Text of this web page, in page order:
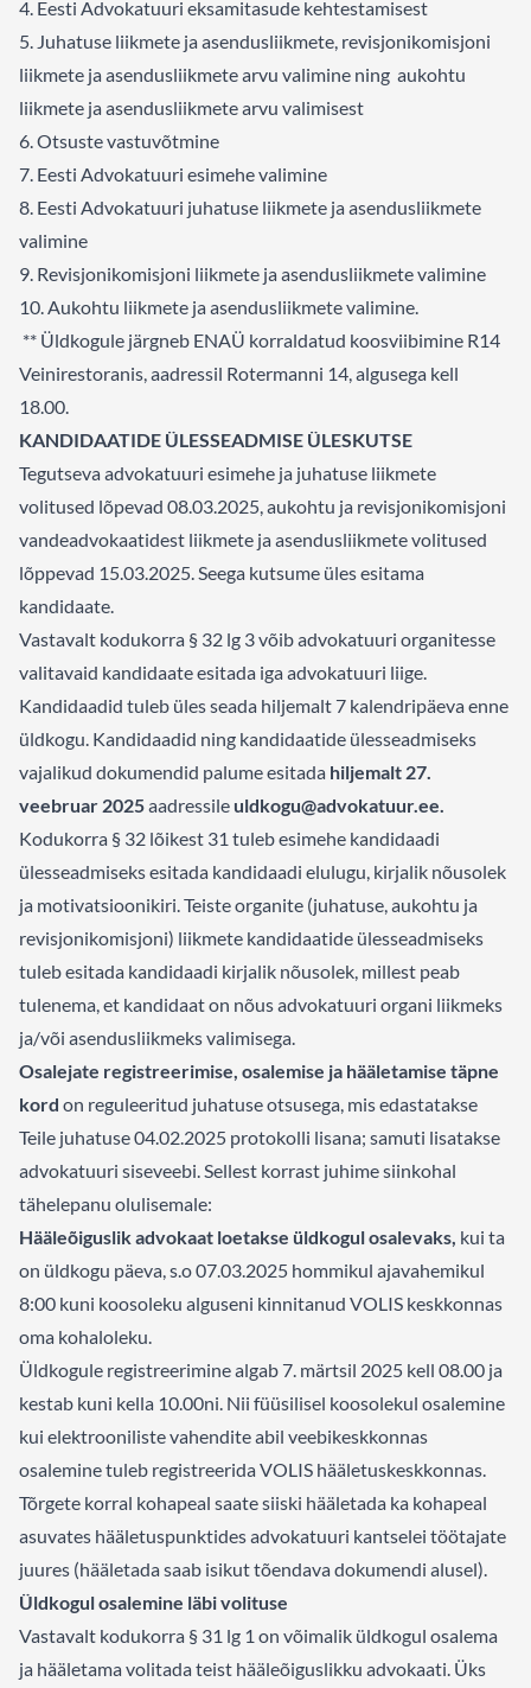
4. Eesti Advokatuuri eksamitasude kehtestamisest
5. Juhatuse liikmete ja asendusliikmete, revisjonikomisjoni
liikmete ja asendusliikmete arvu valimine ning aukohtu
liikmete ja asendusliikmete arvu valimisest
6. Otsuste vastuvõtmine
7. Eesti Advokatuuri esimehe valimine
8. Eesti Advokatuuri juhatuse liikmete ja asendusliikmete
valimine
9. Revisjonikomisjoni liikmete ja asendusliikmete valimine
10. Aukohtu liikmete ja asendusliikmete valimine.
** Üldkogule järgneb ENAÜ korraldatud koosviibimine R14
Veinirestoranis, aadressil Rotermanni 14, algusega kell
18.00.
KANDIDAATIDE ÜLESSEADMISE ÜLESKUTSE
Tegutseva advokatuuri esimehe ja juhatuse liikmete
volitused lõpevad 08.03.2025, aukohtu ja revisjonikomisjoni
vandeadvokaatidest liikmete ja asendusliikmete volitused
lõppevad 15.03.2025. Seega kutsume üles esitama
kandidaate.
Vastavalt kodukorra § 32 lg 3 võib advokatuuri organitesse
valitavaid kandidaate esitada iga advokatuuri liige.
Kandidaadid tuleb üles seada hiljemalt 7 kalendripäeva enne
üldkogu. Kandidaadid ning kandidaatide ülesseadmiseks
vajalikud dokumendid palume esitada hiljemalt 27.
veebruar 2025aadressile uldkogu@advokatuur.ee.
Kodukorra § 32 lõikest 31 tuleb esimehe kandidaadi
ülesseadmiseks esitada kandidaadi elulugu, kirjalik nõusolek
ja motivatsioonikiri. Teiste organite (juhatuse, aukohtu ja
revisjonikomisjoni) liikmete kandidaatide ülesseadmiseks
tuleb esitada kandidaadi kirjalik nõusolek, millest peab
tulenema, et kandidaat on nõus advokatuuri organi liikmeks
ja/või asendusliikmeks valimisega.
Osalejate registreerimise, osalemise ja hääletamise täpne
kord on reguleeritud juhatuse otsusega, mis edastatakse
Teile juhatuse 04.02.2025 protokolli lisana; samuti lisatakse
advokatuuri siseveebi. Sellest korrast juhime siinkohal
tähelepanu olulisemale:
Hääleõiguslik advokaat loetakse üldkogul osalevaks, kui ta
on üldkogu päeva, s.o 07.03.2025 hommikul ajavahemikul
8:00 kuni koosoleku alguseni kinnitanud VOLIS keskkonnas
oma kohaloleku.
Üldkogule registreerimine algab 7. märtsil 2025 kell 08.00 ja
kestab kuni kella 10.00ni. Nii füüsilisel koosolekul osalemine
kui elektrooniliste vahendite abil veebikeskkonnas
osalemine tuleb registreerida VOLIS hääletuskeskkonnas.
Tõrgete korral kohapeal saate siiski hääletada ka kohapeal
asuvates hääletuspunktides advokatuuri kantselei töötajate
juures (hääletada saab isikut tõendava dokumendi alusel).
Üldkogul osalemine läbi volituse
Vastavalt kodukorra § 31 lg 1 on võimalik üldkogul osalema
ja hääletama volitada teist hääleõiguslikku advokaati. Üks